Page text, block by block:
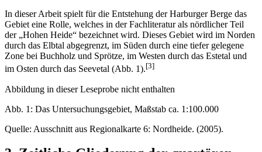
In dieser Arbeit spielt für die Entstehung der Harburger Berge das
Gebiet eine Rolle, welches in der Fachliteratur als nördlicher Teil
der „Hohen Heide“ bezeichnet wird. Dieses Gebiet wird im Norden
durch das Elbtal abgegrenzt, im Süden durch eine tiefer gelegene
Zone bei Buchholz und Sprötze, im Westen durch das Estetal und
im Osten durch das Seevetal (Abb. 1).[3]
Abbildung in dieser Leseprobe nicht enthalten
Abb. 1: Das Untersuchungsgebiet, Maßstab ca. 1:100.000
Quelle: Ausschnitt aus Regionalkarte 6: Nordheide. (2005).